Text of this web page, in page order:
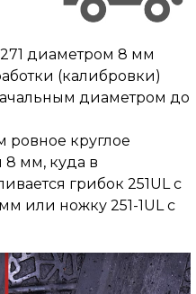
диаметром 8 мм
(калибровки)
диаметром до
ровное круглое
8 мм, куда в
грибок 251UL с
или ножку 251-1UL с